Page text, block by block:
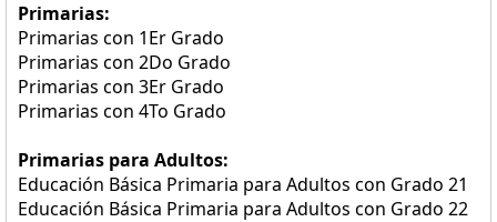
Primarias:
Primarias con 1Er Grado
Primarias con 2Do Grado
Primarias con 3Er Grado
Primarias con 4To Grado
Primarias para Adultos:
Educación Básica Primaria para Adultos con Grado 21
Educación Básica Primaria para Adultos con Grado 22